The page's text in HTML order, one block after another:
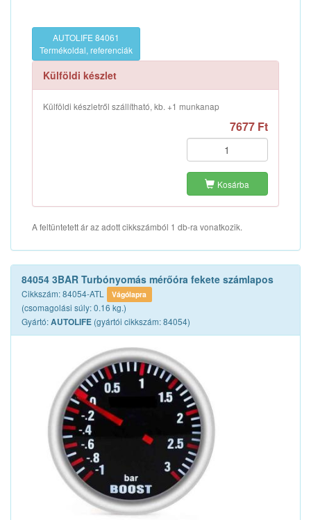
AUTOLIFE 84061
Termékoldal, referenciák
Külföldi készlet
Külföldi készletről szállítható, kb. +1 munkanap
7677 Ft
Kosárba
A feltüntetett ár az adott cikkszámból 1 db-ra vonatkozik.
84054 3BAR Turbónyomás mérőóra fekete számlapos
Cikkszám: 84054-ATL Vágólapra
(csomagolási súly: 0.16 kg.)
Gyártó:AUTOLIFE (gyártói cikkszám: 84054)